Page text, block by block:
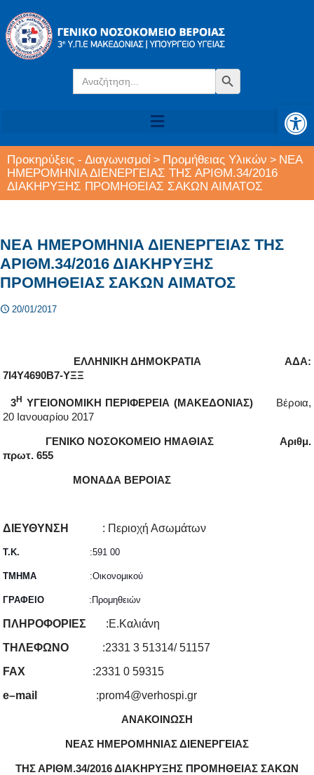
Search
for:
Search Button
Προκηρύξεις - Διαγωνισμοί > Προμήθειας Υλικών > ΝΕΑ
ΗΜΕΡΟΜΗΝΙΑ ΔΙΕΝΕΡΓΕΙΑΣ ΤΗΣ ΑΡΙΘΜ.34/2016
ΔΙΑΚΗΡΥΞΗΣ ΠΡΟΜΗΘΕΙΑΣ ΣΑΚΩΝ ΑΙΜΑΤΟΣ
ΝΕΑ ΗΜΕΡΟΜΗΝΙΑ ΔΙΕΝΕΡΓΕΙΑΣ ΤΗΣ
ΑΡΙΘΜ.34/2016 ΔΙΑΚΗΡΥΞΗΣ
ΠΡΟΜΗΘΕΙΑΣ ΣΑΚΩΝ ΑΙΜΑΤΟΣ
20/01/2017
ΕΛΛΗΝΙΚΗ ΔΗΜΟΚΡΑΤΙΑ ΑΔΑ:
7Ι4Υ4690Β7-ΥΞΞ
3Η ΥΓΕΙΟΝΟΜΙΚΗ ΠΕΡΙΦΕΡΕΙΑ (ΜΑΚΕΔΟΝΙΑΣ) Βέροια,
20 Ιανουαρίου 2017
ΓΕΝΙΚΟ ΝΟΣΟΚΟΜΕΙΟ ΗΜΑΘΙΑΣ Αριθμ.
πρωτ. 655
ΜΟΝΑΔΑ ΒΕΡΟΙΑΣ
ΔΙΕΥΘΥΝΣΗ : Περιοχή Ασωμάτων
Τ.Κ. :591 00
ΤΜΗΜΑ :Οικονομικού
ΓΡΑΦΕΙΟ :Προμηθειών
ΠΛΗΡΟΦΟΡΙΕΣ :Ε.Καλιάνη
ΤΗΛΕΦΩΝΟ :2331 3 51314/ 51157
FAX :2331 0 59315
e–mail :prom4@verhospi.gr
ΑΝΑΚΟΙΝΩΣΗ
ΝΕΑΣ ΗΜΕΡΟΜΗΝΙΑΣ ΔΙΕΝΕΡΓΕΙΑΣ
ΤΗΣ ΑΡΙΘΜ.34/2016 ΔΙΑΚΗΡΥΞΗΣ ΠΡΟΜΗΘΕΙΑΣ ΣΑΚΩΝ